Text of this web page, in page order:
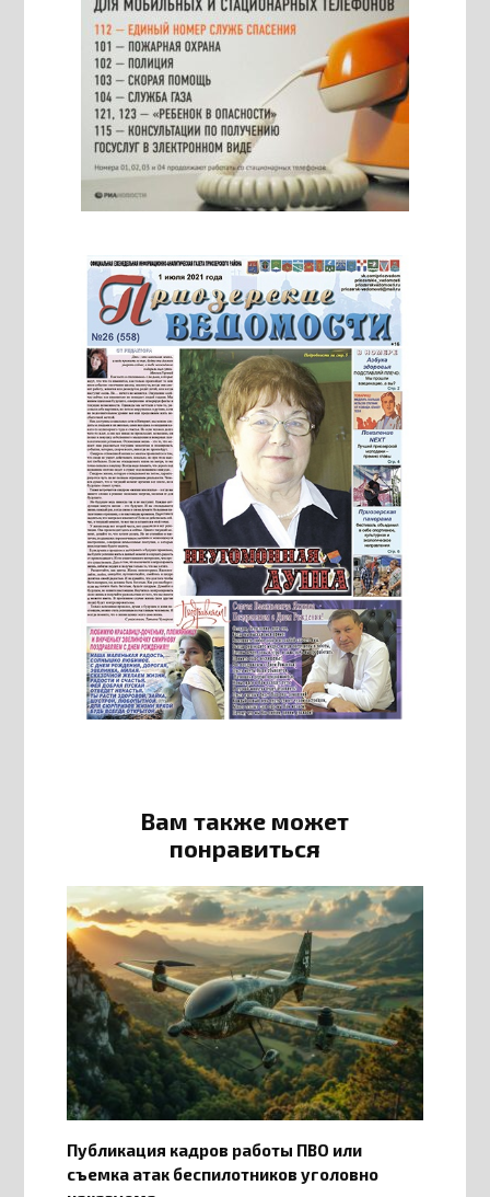
Вам также может
понравиться
Публикация кадров работы ПВО или
съемка атак беспилотников уголовно